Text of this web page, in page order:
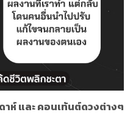
ห์ และ คอนเท้นต์ดวงต่างๆ